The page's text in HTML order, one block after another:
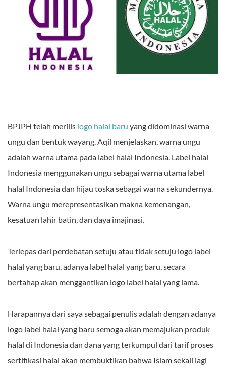
BPJPH telah merilis logo halal baru yang didominasi warna
ungu dan bentuk wayang. Aqil menjelaskan, warna ungu
adalah warna utama pada label halal Indonesia. Label halal
Indonesia menggunakan ungu sebagai warna utama label
halal Indonesia dan hijau toska sebagai warna sekundernya.
Warna ungu merepresentasikan makna kemenangan,
kesatuan lahir batin, dan daya imajinasi.
Terlepas dari perdebatan setuju atau tidak setuju logo label
halal yang baru, adanya label halal yang baru, secara
bertahap akan menggantikan logo label halal yang lama.
Harapannya dari saya sebagai penulis adalah dengan adanya
logo label halal yang baru semoga akan memajukan produk
halal di Indonesia dan dana yang terkumpul dari tarif proses
sertifikasi halal akan membuktikan bahwa Islam sekali lagi